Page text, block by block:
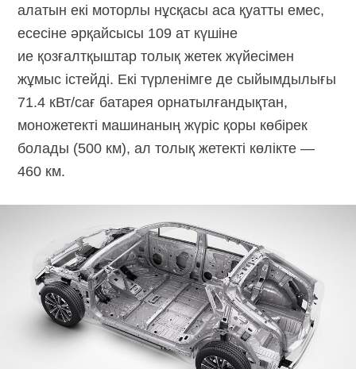
алатын екі моторлы нұсқасы аса қуатты емес,
есесіне әрқайсысы 109 ат күшіне
ие қозғалтқыштар толық жетек жүйесімен
жұмыс істейді. Екі түрленімге де сыйымдылығы
71.4 кВт/сағ батарея орнатылғандықтан,
моножетекті машинаның жүріс қоры көбірек
болады (500 км), ал толық жетекті көлікте —
460 км.